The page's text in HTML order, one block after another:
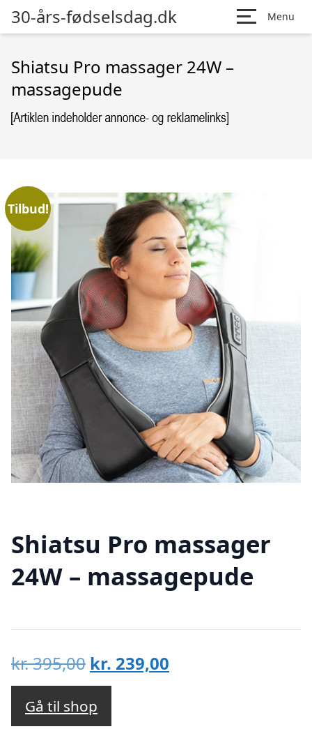
30-års-fødselsdag.dk Menu
Shiatsu Pro massager 24W –
massagepude
Tilbud!
Shiatsu Pro massager
24W – massagepude
kr.395,00 Den
oprindelige
pris
kr. 239,00
Gå til shop